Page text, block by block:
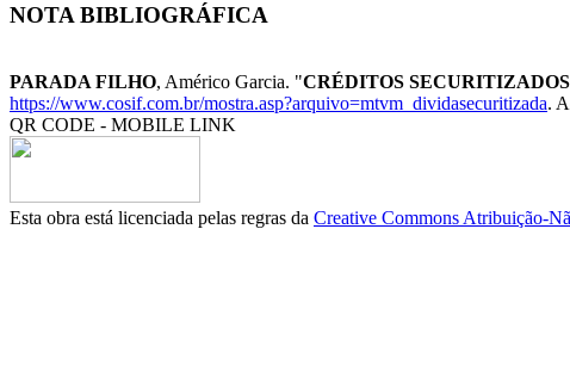
NOTA BIBLIOGRÁFICA
PARADA FILHO, Américo Garcia. "CRÉDITOS
https://www.cosif.com.br/mostra.asp?arquivo=mtvm_dividasecuritizada.
QR CODE - MOBILE LINK
Esta obra está licenciada pelas regras da Creative Commons Atribuição-